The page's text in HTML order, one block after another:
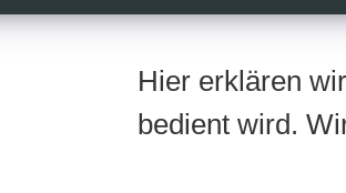
Hier erklären
bedient wird.